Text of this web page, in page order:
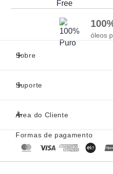
óleos
Sobre
Suporte
Área do Cliente
Formas de pagamento